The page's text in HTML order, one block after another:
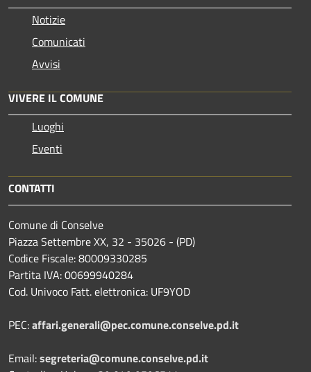
Notizie
Comunicati
Avvisi
VIVERE IL COMUNE
Luoghi
Eventi
CONTATTI
Comune di Conselve
Piazza Settembre XX, 32 - 35026 - (PD)
Codice Fiscale: 80009330285
Partita IVA: 00699940284
Cod. Univoco Fatt. elettronica: UF9YOD
PEC:affari.generali@pec.comune.conselve.pd.it
Email:segreteria@comune.conselve.pd.it